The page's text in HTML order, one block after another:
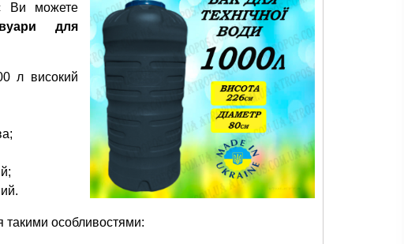
Ви можете
для
л високий
такими особливостями: